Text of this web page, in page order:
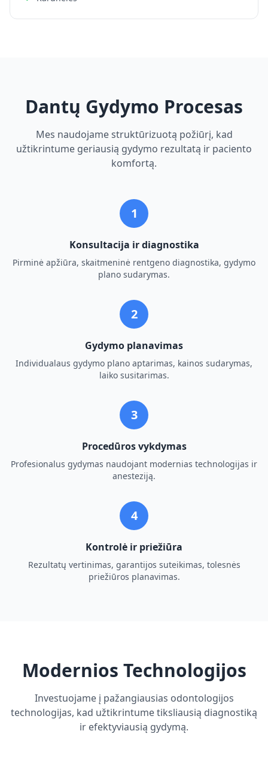
Dantų Gydymo Procesas
Mes naudojame struktūrizuotą požiūrį, kad
užtikrintume geriausią gydymo rezultatą ir paciento
komfortą.
1
Konsultacija ir diagnostika
Pirminė apžiūra, skaitmeninė rentgeno diagnostika, gydymo
plano sudarymas.
2
Gydymo planavimas
Individualaus gydymo plano aptarimas, kainos sudarymas,
laiko susitarimas.
3
Procedūros vykdymas
Profesionalus gydymas naudojant modernias technologijas ir
anesteziją.
4
Kontrolė ir priežiūra
Rezultatų vertinimas, garantijos suteikimas, tolesnės
priežiūros planavimas.
Modernios Technologijos
Investuojame į pažangiausias odontologijos
technologijas, kad užtikrintume tiksliausią diagnostiką
ir efektyviausią gydymą.